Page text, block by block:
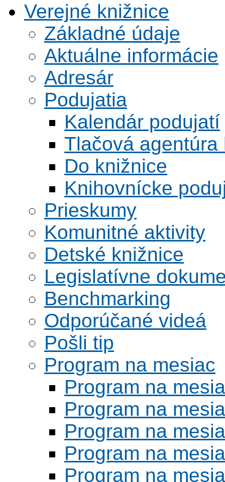
Verejné knižnice
Základné údaje
Aktuálne informácie
Adresár
Podujatia
Kalendár podujatí
Tlačová agentúra
Do knižnice
Knihovnícke
Prieskumy
Komunitné aktivity
Detské knižnice
Legislatívne
Benchmarking
Odporúčané videá
Pošli tip
Program na mesiac
Program na
Program na
Program na
Program na
Program na